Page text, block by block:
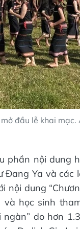
đầu lễ khai mạc.
phần nội dung
Đang Ya và các
nội dung
học sinh
do hơn